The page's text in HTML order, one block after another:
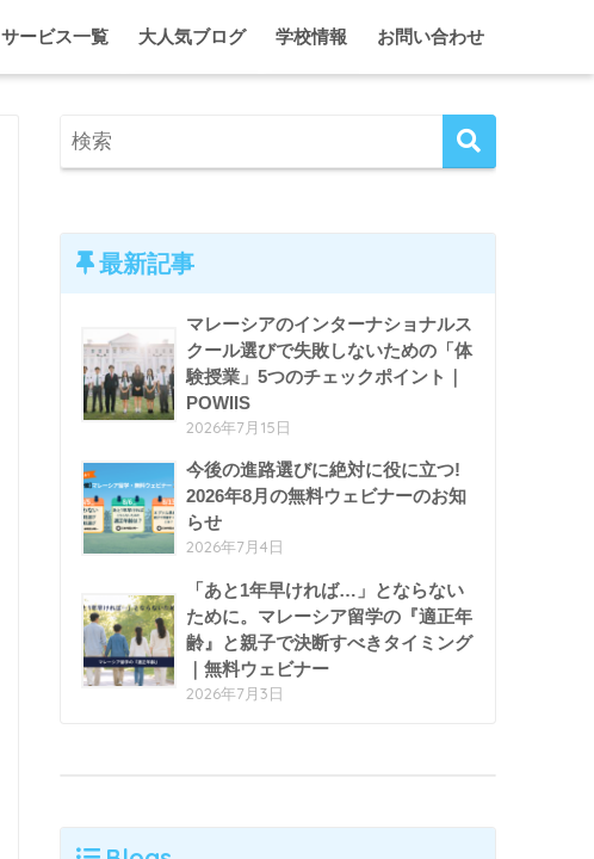
サービス一覧
エプソム単身留学 入学＆ガーディアンシップ
大人気ブログ 学校情報 お問い合わせ
最新記事
マレーシアのインターナショナルス
クール選びで失敗しないための「体
験授業」5つのチェックポイント｜
POWIIS
2026年7月15日
今後の進路選びに絶対に役に立つ!
2026年8月の無料ウェビナーのお知
らせ
2026年7月4日
「あと1年早ければ…」とならない
ために。マレーシア留学の『適正年
齢』と親子で決断すべきタイミング
｜無料ウェビナー
2026年7月3日